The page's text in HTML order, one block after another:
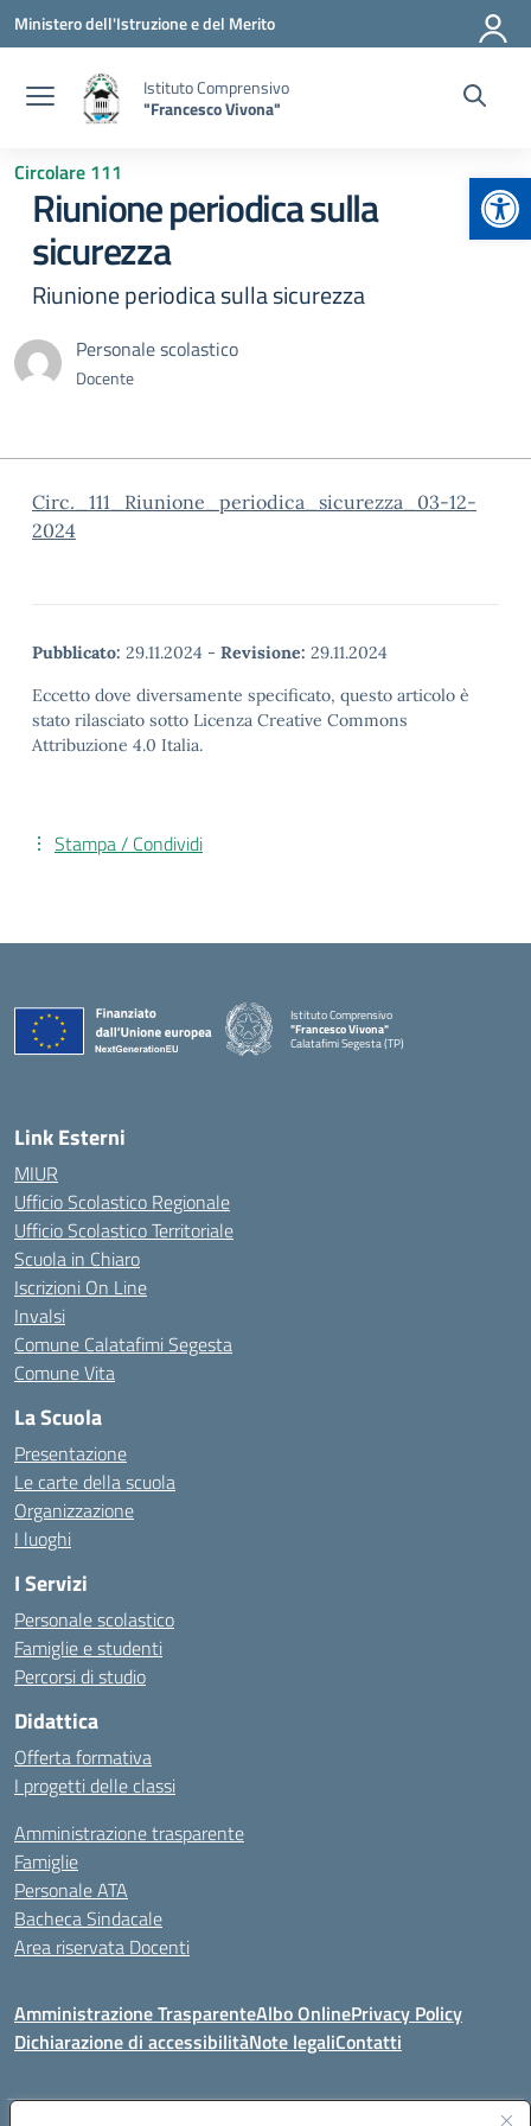
Vai ai contenuti
Vai al menu di navigazione
Vai al footer
Ministero dell'Istruzione e del Merito
Istituto Comprensivo
"Francesco Vivona"
Circolare 111
Riunione periodica sulla
sicurezza
Riunione periodica sulla sicurezza
Personale scolastico
Docente
Circ._111_Riunione_periodica_sicurezza_03-12-
2024
Pubblicato: 29.11.2024 - Revisione: 29.11.2024
Eccetto dove diversamente specificato, questo articolo è
stato rilasciato sotto Licenza Creative Commons
Attribuzione 4.0 Italia.
Stampa / Condividi
Istituto Comprensivo
"Francesco Vivona"
Calatafimi Segesta (TP)
— Visita la pagina iniziale della scuola
Link Esterni
MIUR
Ufficio Scolastico Regionale
Ufficio Scolastico Territoriale
Scuola in Chiaro
Iscrizioni On Line
Invalsi
Comune Calatafimi Segesta
Comune Vita
La Scuola
Presentazione
Le carte della scuola
Organizzazione
I luoghi
I Servizi
Personale scolastico
Famiglie e studenti
Percorsi di studio
Didattica
Offerta formativa
I progetti delle classi
Amministrazione trasparente
Famiglie
Personale ATA
Bacheca Sindacale
Area riservata Docenti
Amministrazione TrasparenteAlbo OnlinePrivacy Policy
Dichiarazione di accessibilitàNote legaliContatti